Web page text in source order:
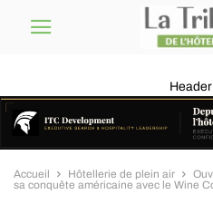
Accueil Hôtellerie de plein air
sa conquête américaine avec le Wine